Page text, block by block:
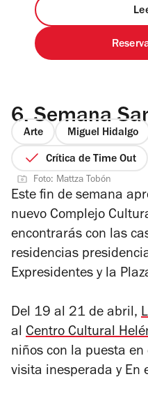
6. Semana
Arte Miguel Hidalgo
Crítica de Time Out
Foto: Mattza Tobón
Este fin de semana
nuevo Complejo
encontrarás con las
residencias
Expresidentes y la
Del 19 al 21 de abril,
al Centro Cultural
niños con la puesta en
visita inesperada y En